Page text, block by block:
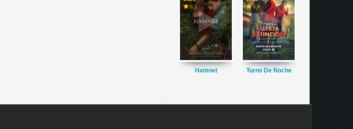
8,1
Hamnet
6,4
Turno De Noche